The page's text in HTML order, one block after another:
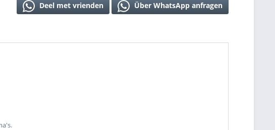
Deel met vrienden Über WhatsApp anfragen